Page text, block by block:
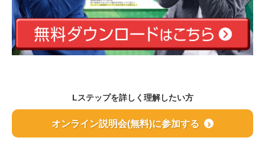
Lステップを詳しく理解したい方
オンライン説明会(無料)に参加する